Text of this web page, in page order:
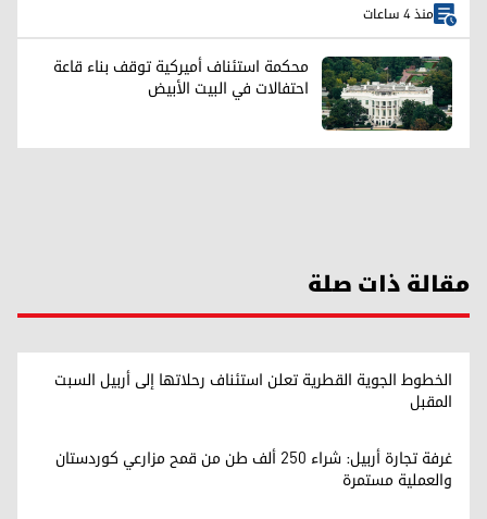
منذ 4 ساعات
محكمة استئناف أميركية توقف بناء قاعة
احتفالات في البيت الأبيض
مقالة ذات صلة
الخطوط الجوية القطرية تعلن استئناف رحلاتها إلى أربيل السبت
المقبل
غرفة تجارة أربيل: شراء 250 ألف طن من قمح مزارعي كوردستان
والعملية مستمرة